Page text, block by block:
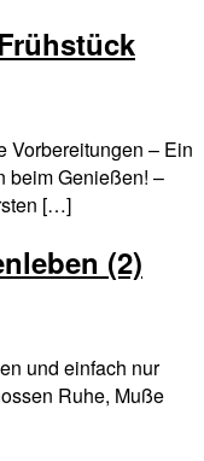
Vorbereitungen – Ein
beim Genießen! –
[…]
(2)
und einfach nur
Ruhe, Muße